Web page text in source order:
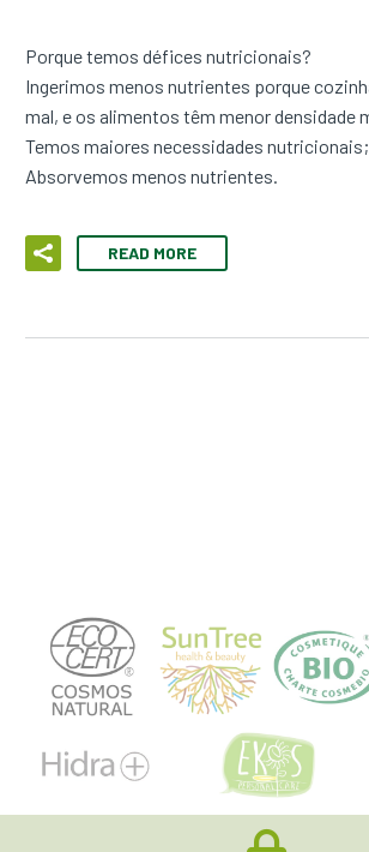
Porque temos défices nutricionais?
Ingerimos menos nutrientes porque
mal, e os alimentos têm menor densidade
Temos maiores necessidades nutricionais;
Absorvemos menos nutrientes.
READ MORE